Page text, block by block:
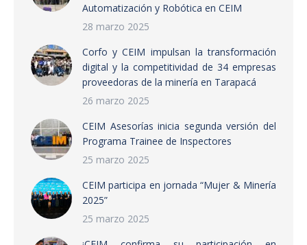
Automatización y Robótica en CEIM
28 marzo 2025
Corfo y CEIM impulsan la transformación
digital y la competitividad de 34 empresas
proveedoras de la minería en Tarapacá
26 marzo 2025
CEIM Asesorías inicia segunda versión del
Programa Trainee de Inspectores
25 marzo 2025
CEIM participa en jornada “Mujer & Minería
2025”
25 marzo 2025